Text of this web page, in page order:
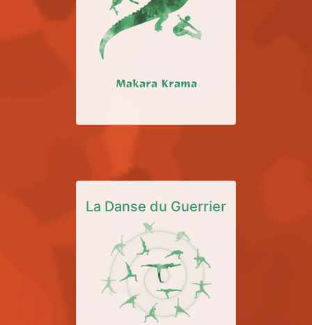
Makara Krama
La Danse du Guerrier